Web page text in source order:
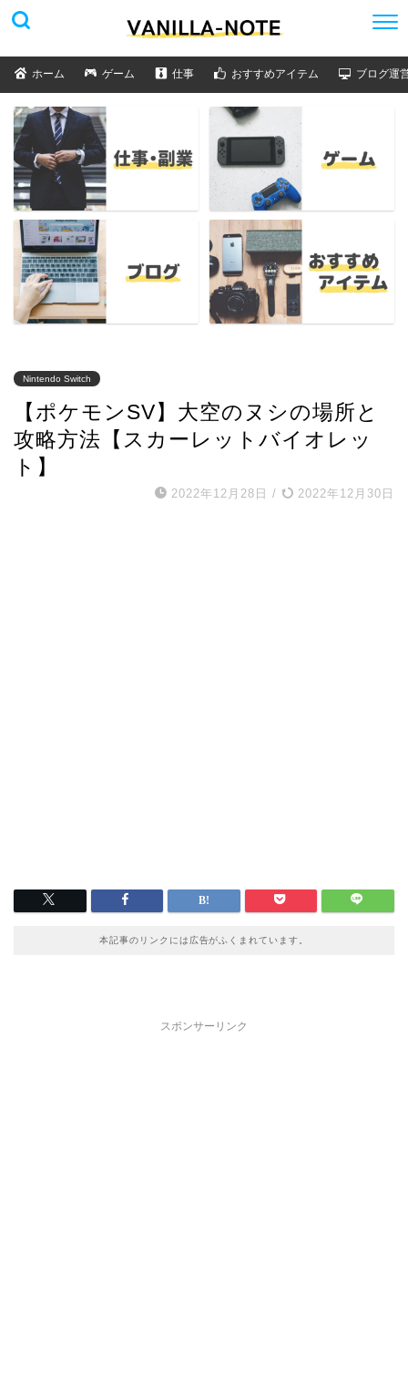
ホーム ゲーム 仕事 おすすめアイテム ブログ運
Nintendo Switch
【ポケモンSV】大空のヌシの場所と
攻略方法【スカーレットバイオレッ
ト】
2022年12月28日 / 2022年12月30日
本記事のリンクには広告がふくまれています。
スポンサーリンク